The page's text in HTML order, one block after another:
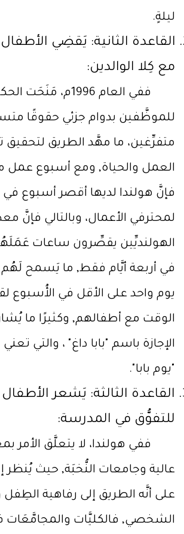
ليلةٍ.
القاعدة الثانية: يَقضِي
مع كِلا الوالدين:
ففي العام 1996م،
للموظَّفين بدوام جزئي حقوقًا
متفرِّغين، ما مهَّد الطريق لتحقيق
فإنَّ هولندا لديها أقصر أسبوع في
لمحترفي الأعمال، وبالتالي فإنَّ
الهولنديِّين يقصِّرون ساعات
في أربعة أيَّام فقط, ما يَسمح
يوم واحد على الأقل في
الوقت مع أطفالهم, وكثيرًا ما
الإجازة باسم "بابا داغ" ، والتي
"يوم بابا".
القاعدة الثالثة: يَشعر
للتفوُّق في المدرسة:
ففي هولندا، لا يتعلَّق الأمر
عالية وجامعات النُّخبَة, حيث يُنظر
على أنَّه الطريق إلى رفاهية
الشخصي, فالكليَّات والمجامَّعَات